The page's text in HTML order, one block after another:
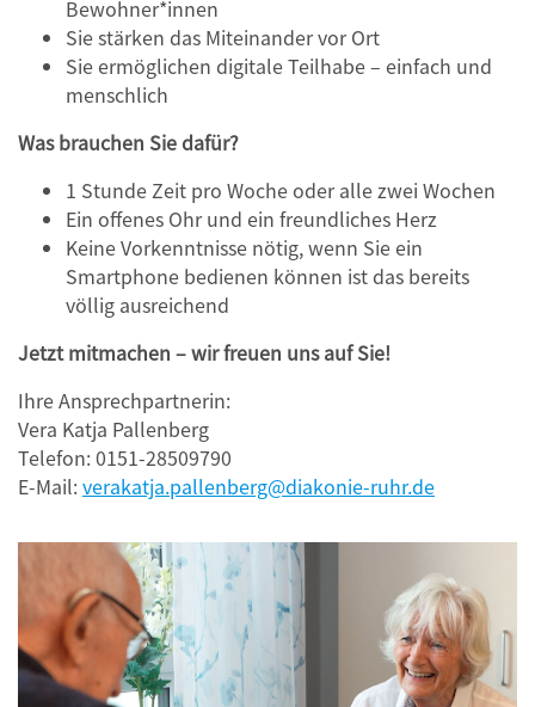
Bewohner*innen
Sie stärken das Miteinander vor Ort
Sie ermöglichen digitale Teilhabe – einfach und
menschlich
Was brauchen Sie dafür?
1 Stunde Zeit pro Woche oder alle zwei Wochen
Ein offenes Ohr und ein freundliches Herz
Keine Vorkenntnisse nötig, wenn Sie ein
Smartphone bedienen können ist das bereits
völlig ausreichend
Jetzt mitmachen – wir freuen uns auf Sie!
Ihre Ansprechpartnerin:
Vera Katja Pallenberg
Telefon: 0151-28509790
E-Mail:verakatja.pallenberg@diakonie-ruhr.de